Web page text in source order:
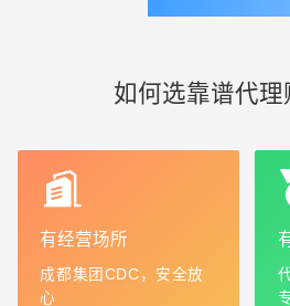
如何选靠谱代理
有经营场所
成都集团CDC，安全放
心